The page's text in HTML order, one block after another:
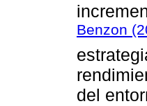
Benzon
del